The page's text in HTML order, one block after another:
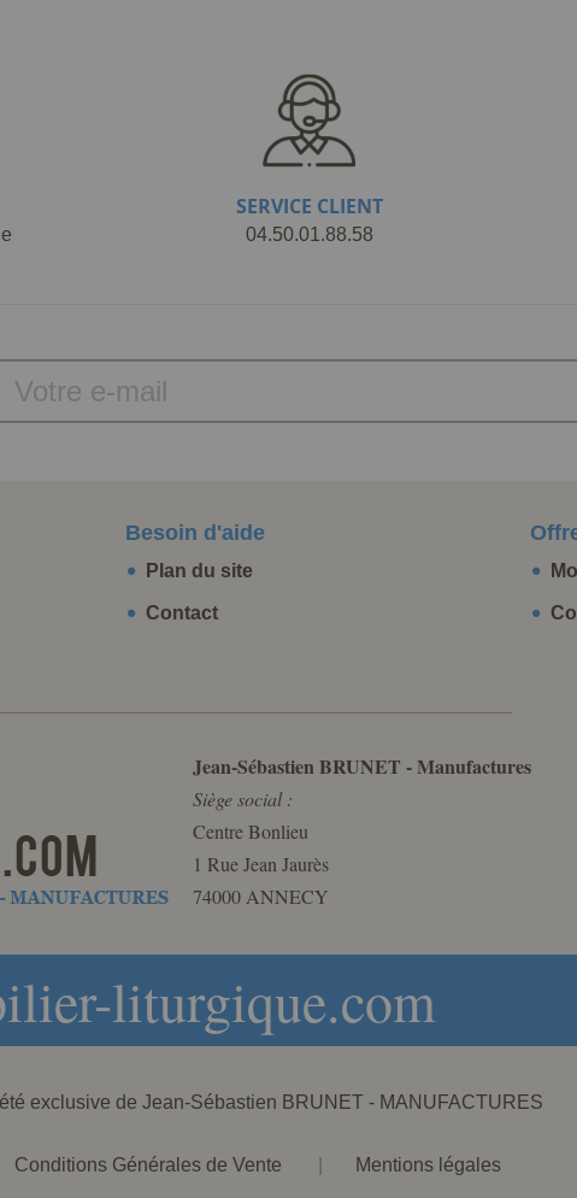
SERVICE CLIENT
04.50.01.88.58
Besoin d'aide
Plan du site
Contact
Jean-Sébastien BRUNET - Manufactures
Siège social :
Centre Bonlieu
1 Rue Jean Jaurès
74000 ANNECY
liturgique.com
exclusive de Jean-Sébastien BRUNET - MANUFACTURES
Conditions Générales de Vente Mentions légales